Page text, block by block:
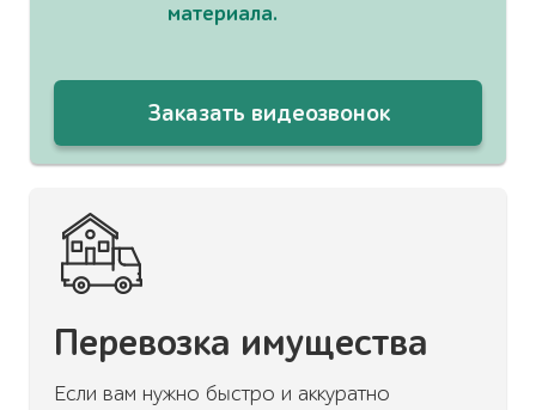
материала.
Заказать видеозвонок
Перевозка имущества
Если вам нужно быстро и аккуратно